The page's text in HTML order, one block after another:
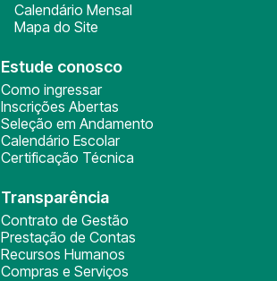
Calendário Mensal
Mapa do Site
Estude conosco
Como ingressar
Inscrições Abertas
Seleção em Andamento
Calendário Escolar
Certificação Técnica
Transparência
Contrato de Gestão
Prestação de Contas
Recursos Humanos
Compras e Serviços